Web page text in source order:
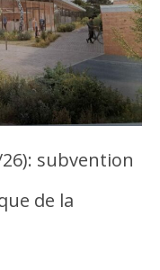
subvention
de la